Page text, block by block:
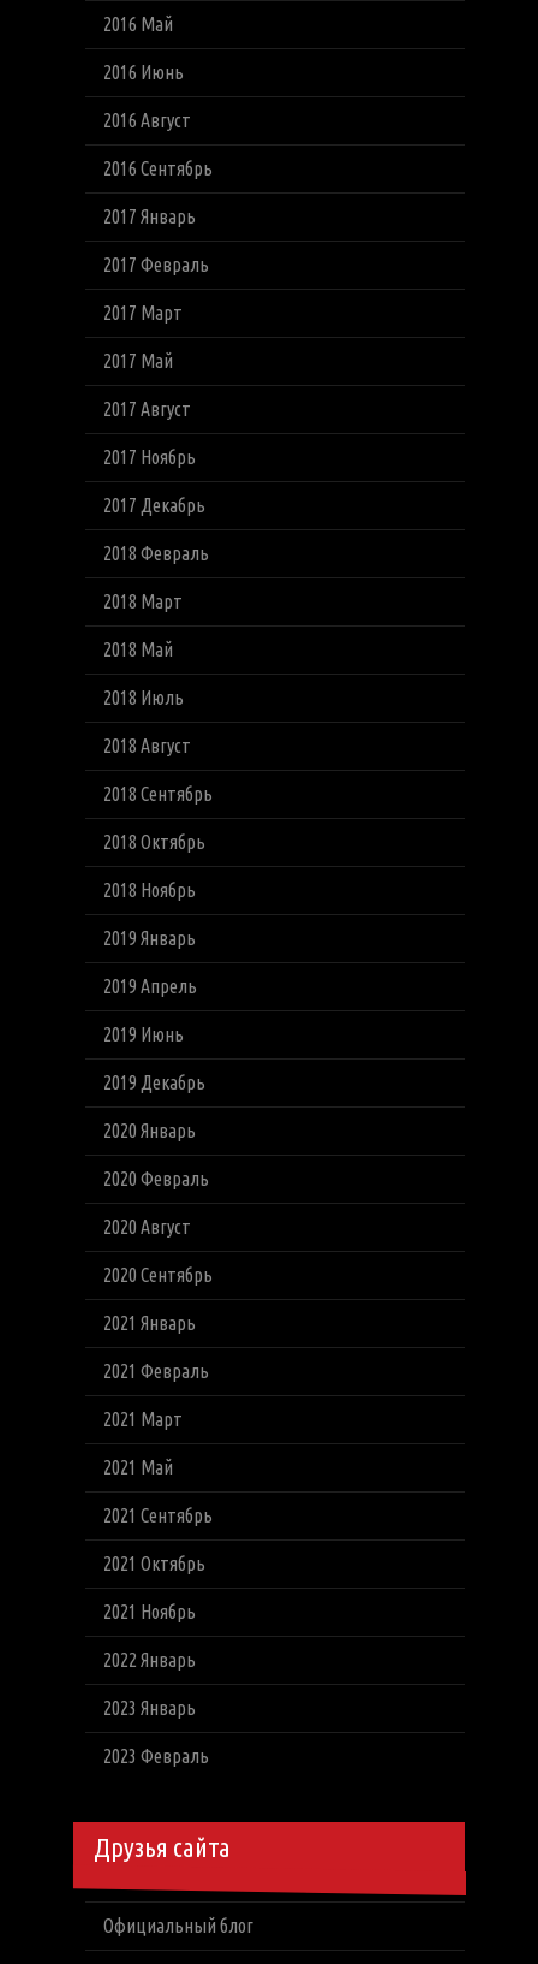
2016 Май
2016 Июнь
2016 Август
2016 Сентябрь
2017 Январь
2017 Февраль
2017 Март
2017 Май
2017 Август
2017 Ноябрь
2017 Декабрь
2018 Февраль
2018 Март
2018 Май
2018 Июль
2018 Август
2018 Сентябрь
2018 Октябрь
2018 Ноябрь
2019 Январь
2019 Апрель
2019 Июнь
2019 Декабрь
2020 Январь
2020 Февраль
2020 Август
2020 Сентябрь
2021 Январь
2021 Февраль
2021 Март
2021 Май
2021 Сентябрь
2021 Октябрь
2021 Ноябрь
2022 Январь
2023 Январь
2023 Февраль
Друзья сайта
Официальный блог